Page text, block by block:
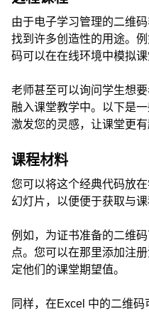
由于电子学习管理的二维
找到许多创造性的用途。
码可以在在线环境中模拟课
老师甚至可以询问学生想
融入课堂教学中。以下是
激发您的灵感，让课堂更有
课程材料
您可以将这个经典代码放
幻灯片，以便便于获取与
例如，为证书准备的二维
点。您可以在那里添加注
定他们的课堂期望值。
同样，在Excel 中的二维